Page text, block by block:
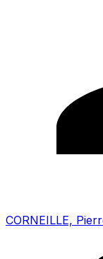
CORNEILLE,